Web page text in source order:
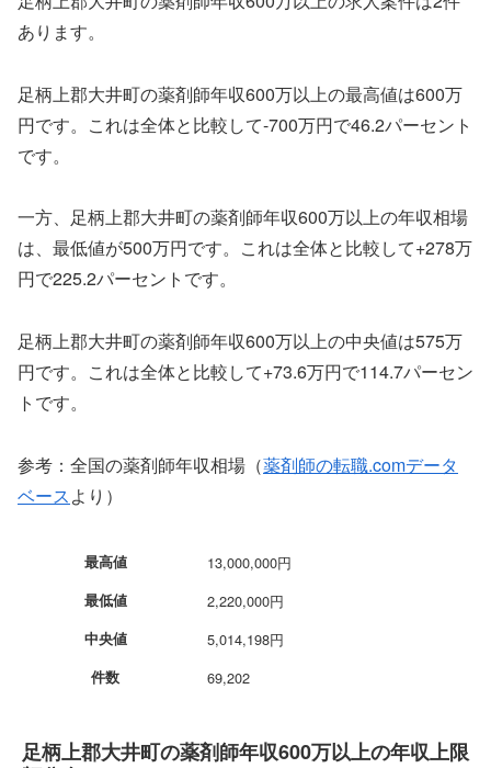
あります。
足柄上郡大井町の薬剤師年収600万以上の最高値は600万
円です。これは全体と比較して-700万円で46.2パーセント
です。
一方、足柄上郡大井町の薬剤師年収600万以上の年収相場
は、最低値が500万円です。これは全体と比較して+278万
円で225.2パーセントです。
足柄上郡大井町の薬剤師年収600万以上の中央値は575万
円です。これは全体と比較して+73.6万円で114.7パーセン
トです。
参考：全国の薬剤師年収相場（薬剤師の転職.comデータ
ベースより）
最高値 13,000,000円
最低値 2,220,000円
中央値 5,014,198円
件数 69,202
足柄上郡大井町の薬剤師年収600万以上の年収上限